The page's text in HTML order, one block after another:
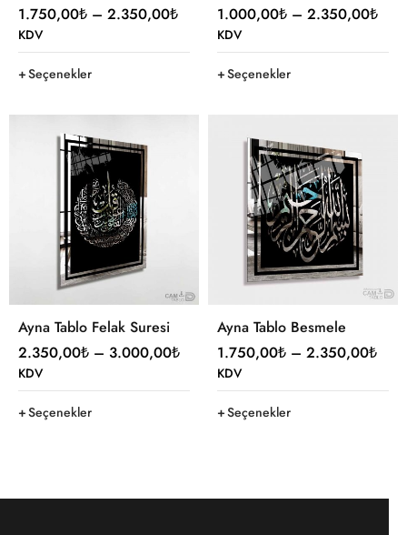
1.750,00₺ – 2.350,00₺
KDV
Seçenekler
1.000,00₺ – 2.350,00₺
KDV
Seçenekler
Ayna Tablo Felak Suresi
2.350,00₺ – 3.000,00₺
KDV
Seçenekler
Ayna Tablo Besmele
1.750,00₺ – 2.350,00₺
KDV
Seçenekler